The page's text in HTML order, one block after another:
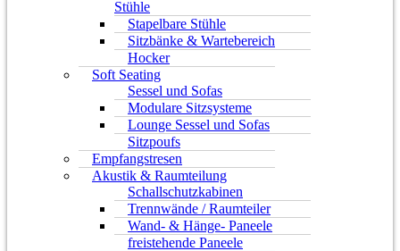
Stühle
Stapelbare Stühle
Sitzbänke & Wartebereich
Hocker
Soft Seating
Sessel und Sofas
Modulare Sitzsysteme
Lounge Sessel und Sofas
Sitzpoufs
Empfangstresen
Akustik & Raumteilung
Schallschutzkabinen
Trennwände / Raumteiler
Wand- & Hänge- Paneele
freistehende Paneele